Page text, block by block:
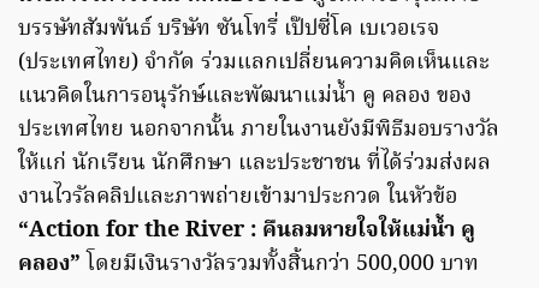
บรรษัทสัมพันธ์ บริษัท ซันโทรี่ เป๊ปซี่โค เบเวอเรจ
(ประเทศไทย) จำกัด ร่วมแลกเปลี่ยนความคิดเห็นและ
แนวคิดในการอนุรักษ์และพัฒนาแม่น้ำ คู คลอง ของ
ประเทศไทย นอกจากนั้น ภายในงานยังมีพิธีมอบรางวัล
ให้แก่ นักเรียน นักศึกษา และประชาชน ที่ได้ร่วมส่งผล
งานไวรัลคลิปและภาพถ่ายเข้ามาประกวด ในหัวข้อ
“Action for the River : คืนลมหายใจให้แม่น้ำ คู
คลอง” โดยมีเงินรางวัลรวมทั้งสิ้นกว่า 500,000 บาท